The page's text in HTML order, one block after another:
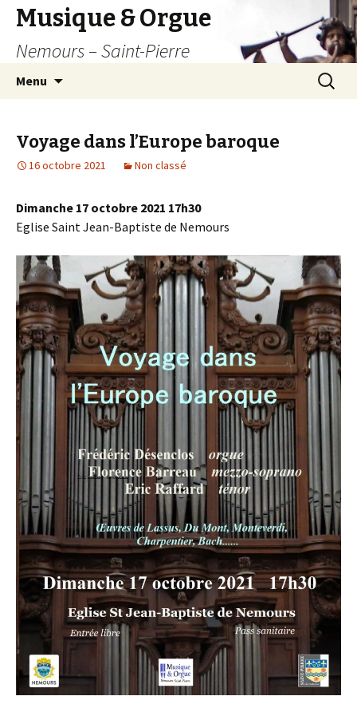
Musique & Orgue
Nemours – Saint-Pierre
Menu
principal
Voyage dans l’Europe baroque
16 octobre 2021 Non classé
Dimanche 17 octobre 2021 17h30
Eglise Saint Jean-Baptiste de Nemours